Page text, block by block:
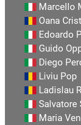
Marcello
Oana
Edoardo
Guido
Diego
Liviu Pop
Ladislau
Salvatore
Maria